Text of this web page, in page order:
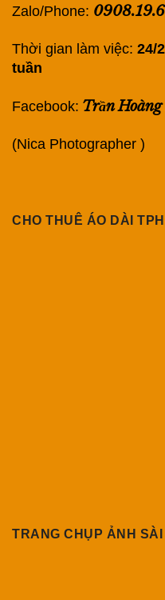
Zalo/Phone:
Thời gian làm việc: 24/
tuần
Facebook: Trần
(Nica Photographer )
CHO THUÊ ÁO DÀI
TRANG CHỤP ẢNH SÀI